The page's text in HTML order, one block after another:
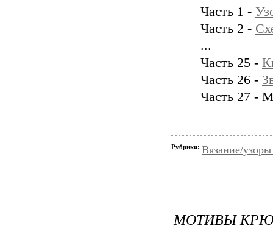
Часть 1 -
Часть 2 -
...
Часть 25 -
Часть 26 -
Часть 27 -
Рубрики: Вязание/
МОТИВЫ